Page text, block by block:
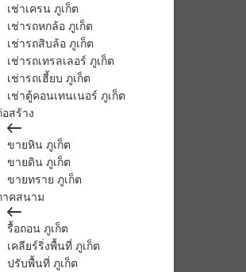
เช่าเครน ภูเก็ต
เช่ารถหกล้อ ภูเก็ต
เช่ารถสิบล้อ ภูเก็ต
เช่ารถเทรลเลอร์ ภูเก็ต
เช่ารถเฮี้ยบ ภูเก็ต
เช่าตู้คอนเทนเนอร์ ภูเก็ต
สร้าง
ขายหิน ภูเก็ต
ขายดิน ภูเก็ต
ขายทราย ภูเก็ต
าคสนาม
รื้อถอน ภูเก็ต
เคลียร์ริ่งพื้นที่ ภูเก็ต
ปรับพื้นที่ ภูเก็ต